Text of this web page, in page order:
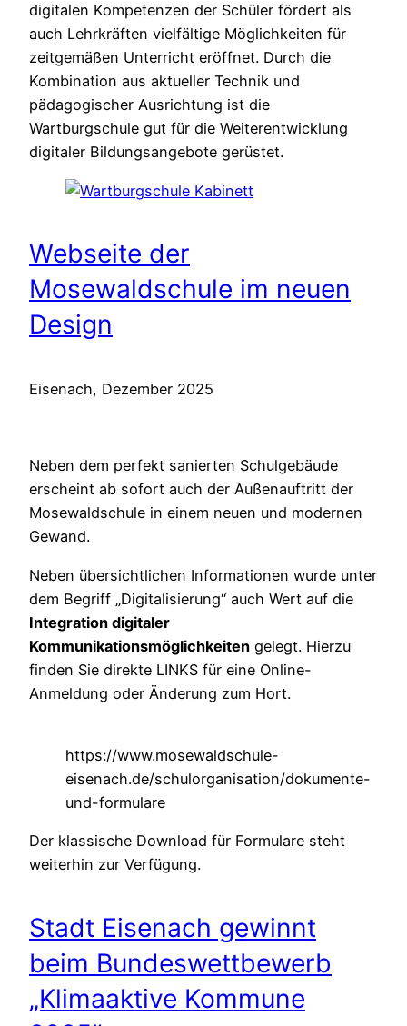
digitalen Kompetenzen der Schüler fördert als
auch Lehrkräften vielfältige Möglichkeiten für
zeitgemäßen Unterricht eröffnet. Durch die
Kombination aus aktueller Technik und
pädagogischer Ausrichtung ist die
Wartburgschule gut für die Weiterentwicklung
digitaler Bildungsangebote gerüstet.
Webseite der
Mosewaldschule im neuen
Design
Eisenach, Dezember 2025
Neben dem perfekt sanierten Schulgebäude
erscheint ab sofort auch der Außenauftritt der
Mosewaldschule in einem neuen und modernen
Gewand.
Neben übersichtlichen Informationen wurde unter
dem Begriff „Digitalisierung“ auch Wert auf die
Integration digitaler
Kommunikationsmöglichkeiten gelegt. Hierzu
finden Sie direkte LINKS für eine Online-
Anmeldung oder Änderung zum Hort.
https://www.mosewaldschule-
eisenach.de/schulorganisation/dokumente-
und-formulare
Der klassische Download für Formulare steht
weiterhin zur Verfügung.
Stadt Eisenach gewinnt
beim Bundeswettbewerb
„Klimaaktive Kommune